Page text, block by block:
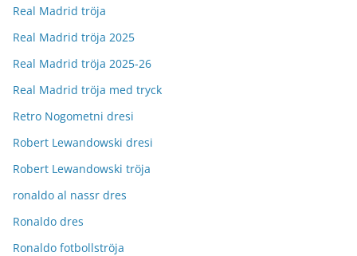
Real Madrid tröja
Real Madrid tröja 2025
Real Madrid tröja 2025-26
Real Madrid tröja med tryck
Retro Nogometni dresi
Robert Lewandowski dresi
Robert Lewandowski tröja
ronaldo al nassr dres
Ronaldo dres
Ronaldo fotbollströja